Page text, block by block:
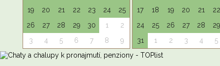
19
20 21 22 23 24
25
26
27 28 29 30 1
2
3
4 5 6 7 8 9
17
18 19 20 21
22
24
25 26 27 28
29
31
1 2 3 4 5